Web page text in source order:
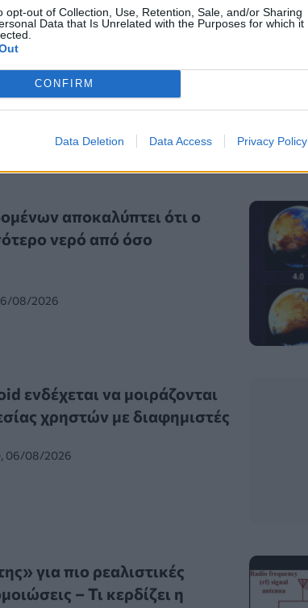
opt-out of Collection, Use, Retention, Sale, and/or Sharing
Data that Is Unrelated with the Purposes for which it
CONFIRM
Data Deletion Data Access Privacy Policy
Adobe και Zoom
λογισμικό
πρόσβασης
αποκαλύπτει ότι ο
νερό από όσο
08/2026
ενδέχεται να μοιράζονται
χρηστών με διαφημιστές
06/08/2026
για πιο ρεαλιστικές
– Τι κερδίζει η